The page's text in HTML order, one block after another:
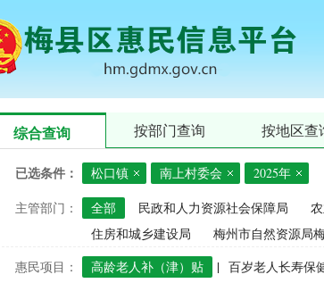
综合查询 按部门查询 按地区查
已选条件： 松口镇 南上村委会 2025年
主管部门： 全部 民政和人力资源社会保障局
住房和城乡建设局
梅州市自然资源局
惠民项目： 高龄老人补（津）贴 | 百岁老人长寿保